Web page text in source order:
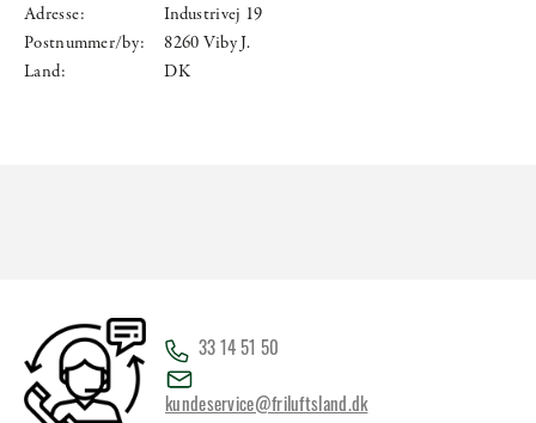
Adresse:
Industrivej 19
Postnummer/by:
8260 Viby J.
Land:
DK
33 14 51 50
kundeservice@friluftsland.dk